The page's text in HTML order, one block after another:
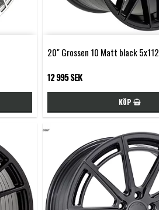
20" Grossen 10 Matt black 5x112
12 995 SEK
KÖP